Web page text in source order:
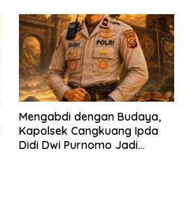
Mengabdi dengan Budaya,
Kapolsek Cangkuang Ipda
Didi Dwi Purnomo Jadi